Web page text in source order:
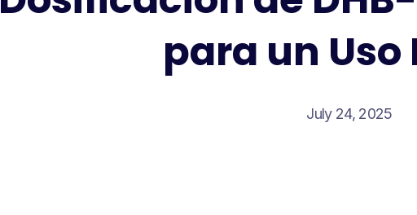
para un Uso
July 24, 2025